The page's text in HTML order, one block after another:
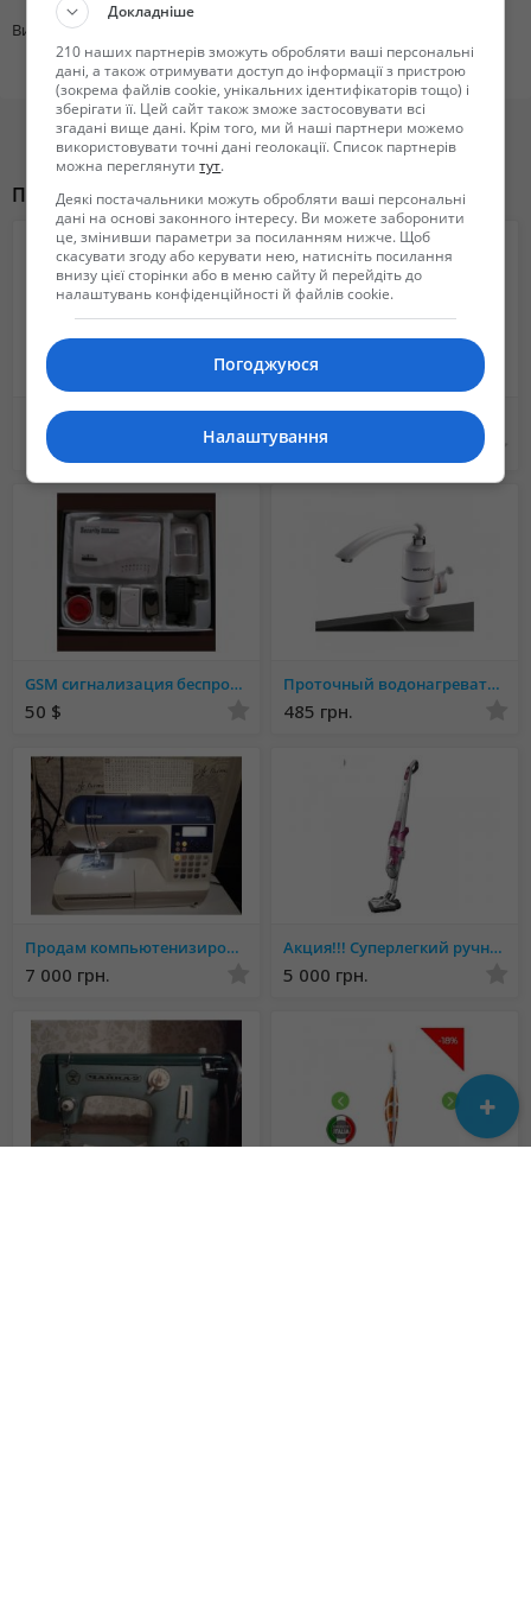
Вид техники
Похожие объявления
45 $ 4 000 грн.
GSM сигнализация беспроводная BSE-950 (GSM 10A комплект)
50 $
Проточный водонагреватель Delimano электрический на кран смеситель бойлер
485 грн.
Продам компьютенизированную машину
7 000 грн.
Акция!!! Суперлегкий ручной пылесос Rowenta Air Force Estrime Silente
5 000 грн.
Докладніше
210 наших партнерів зможуть обробляти ваші персональні
дані, а також отримувати доступ до інформації з пристрою
(зокрема файлів cookie, унікальних ідентифікаторів тощо) і
зберігати її. Цей сайт також зможе застосовувати всі
згадані вище дані. Крім того, ми й наші партнери можемо
використовувати точні дані геолокації. Список партнерів
можна переглянутитут.
Деякі постачальники можуть обробляти ваші персональні
дані на основі законного інтересу. Ви можете заборонити
це, змінивши параметри за посиланням нижче. Щоб
скасувати згоду або керувати нею, натисніть посилання
внизу цієї сторінки або в меню сайту й перейдіть до
налаштувань конфіденційності й файлів cookie.
Погоджуюся
Налаштування